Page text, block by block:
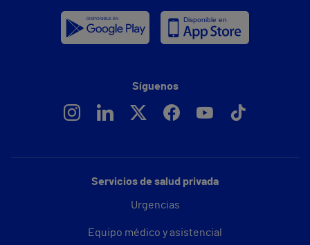
Servicios de salud privada
Urgencias
Equipo médico y asistencial
Síguenos